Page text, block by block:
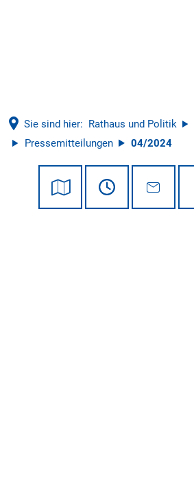
Sie sind hier: Rathaus und Politik
Pressemitteilungen
04/2024